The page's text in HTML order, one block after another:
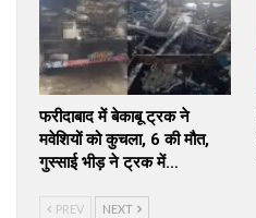
फरीदाबाद में बेकाबू ट्रक ने
मवेशियों को कुचला, 6 की मौत,
गुस्साई भीड़ ने ट्रक में…
PREV NEXT